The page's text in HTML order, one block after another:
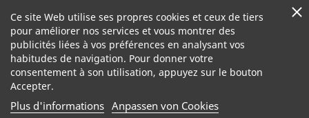
Ce site Web utilise ses propres cookies et ceux de tiers
pour améliorer nos services et vous montrer des
publicités liées à vos préférences en analysant vos
habitudes de navigation. Pour donner votre
consentement à son utilisation, appuyez sur le bouton
Accepter.
Plus d'informations Anpassen von Cookies